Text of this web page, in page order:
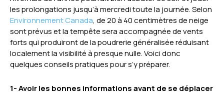
les prolongations jusqu’à mercredi toute la journée. Selon
Environnement Canada, de 20 à 40 centimètres de neige
sont prévus et la tempête sera accompagnée de vents
forts qui produiront de la poudrerie généralisée réduisant
localement la visibilité à presque nulle. Voici donc
quelques conseils pratiques pour s’y préparer.
1- Avoir les bonnes informations avant de se déplacer